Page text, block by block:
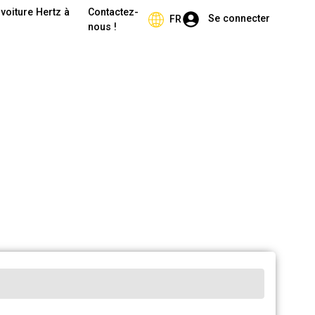
Hertz à
Contactez-
nous !
FR Se connecter